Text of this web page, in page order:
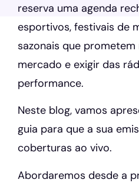
reserva uma agenda
esportivos, festivais de
sazonais que
mercado e exigir das
performance.
Neste blog, vamos
guia para que a sua
coberturas ao vivo.
Abordaremos desde a